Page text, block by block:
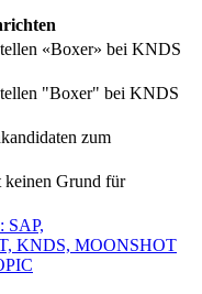
«Boxer» bei KNDS
"Boxer" bei KNDS
zum
Grund für
SAP,
KNDS, MOONSHOT